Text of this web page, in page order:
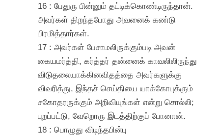
16 : பேதுரு பின்னும் தட்டிக்கொண்டிருந்தான்.
அவர்கள் திறந்தபோது அவனைக் கண்டு
பிரமித்தார்கள்.
17 : அவர்கள் பேசாமலிருக்கும்படி அவன்
கையமர்த்தி, கர்த்தர் தன்னைக் காவலிலிருந்து
விடுதலையாக்கினவிதத்தை அவர்களுக்கு
விவரித்து, இந்தச் செய்தியை யாக்கோபுக்கும்
சகோதரருக்கும் அறிவியுங்கள் என்று சொல்லி;
புறப்பட்டு, வேறொரு இடத்திற்குப் போனான்.
18 : பொழுது விடிந்தபின்பு